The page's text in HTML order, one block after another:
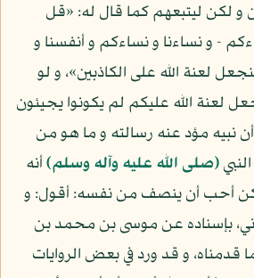
لكن ليتبعهم كما قال له: «قل
- و نساءنا و نساءكم و أنفسنا و
لعنة الله على الكاذبين»، و لو
لعنة الله عليكم لم يكونوا يجيئون
نبيه مؤد عنه رسالته و ما هو من
(صلى الله عليه وآله وسلم)أنه
أحب أن ينصف من نفسه: أقول: و
بإسناده عن موسى بن محمد بن
قدمناه، و قد ورد في بعض الروايات